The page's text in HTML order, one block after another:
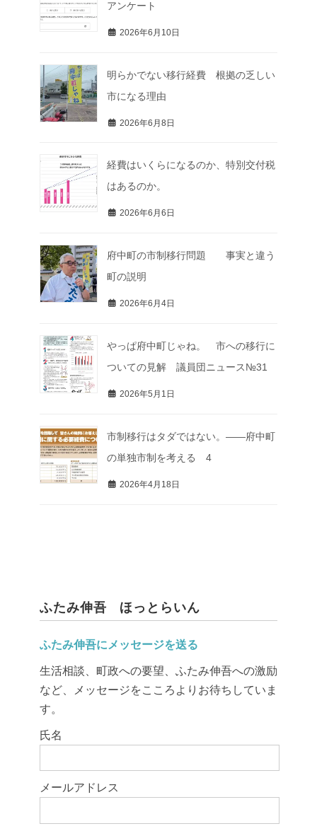
アンケート
2026年6月10日
明らかでない移行経費 根拠の乏しい
市になる理由
2026年6月8日
経費はいくらになるのか、特別交付税
はあるのか。
2026年6月6日
府中町の市制移行問題 事実と違う
町の説明
2026年6月4日
やっぱ府中町じゃね。 市への移行に
ついての見解 議員団ニュース№31
2026年5月1日
市制移行はタダではない。――府中町
の単独市制を考える 4
2026年4月18日
ふたみ伸吾 ほっとらいん
ふたみ伸吾にメッセージを送る
生活相談、町政への要望、ふたみ伸吾への激励
など、メッセージをこころよりお待ちしていま
す。
このフィールドは空のままにしてください。
氏名
メールアドレス